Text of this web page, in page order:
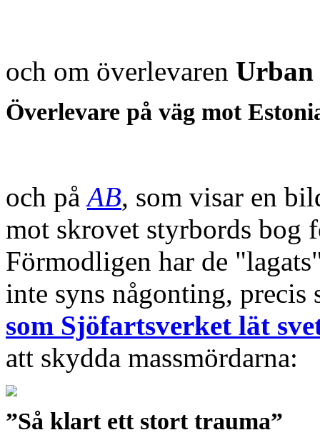
och om överlevaren Urban
Överlevare på väg mot
och påAB, som visar en
mot skrovet styrbords bog
Förmodligen har de
inte syns någonting, precis
som Sjöfartsverket lät
att skydda massmördarna:
”Så klart ett stort trauma”